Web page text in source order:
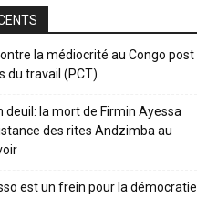
la médiocrité au Congo post
du travail (PCT)
deuil: la mort de Firmin Ayessa
des rites Andzimba au
est un frein pour la démocratie